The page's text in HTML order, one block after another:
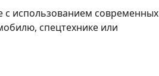
с использованием современных
спецтехнике или